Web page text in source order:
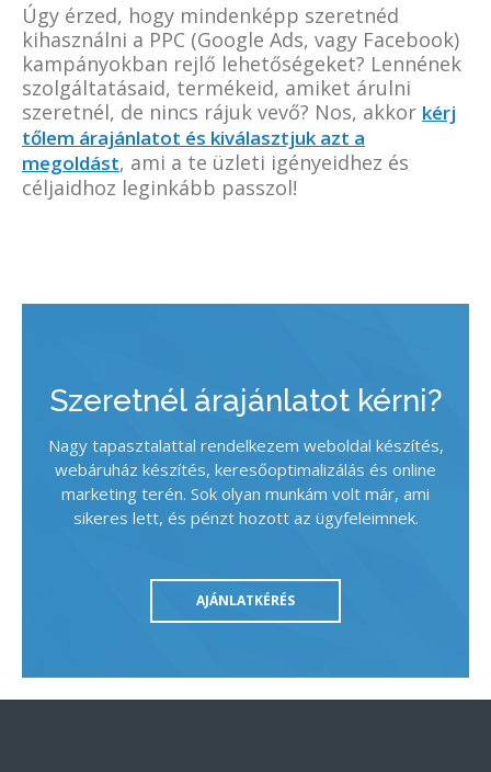
Úgy érzed, hogy mindenképp szeretnéd
kihasználni a PPC (Google Ads, vagy Facebook)
kampányokban rejlő lehetőségeket? Lennének
szolgáltatásaid, termékeid, amiket árulni
szeretnél, de nincs rájuk vevő? Nos, akkor kérj
tőlem árajánlatot és kiválasztjuk azt a
megoldást, ami a te üzleti igényeidhez és
céljaidhoz leginkább passzol!
Szeretnél árajánlatot kérni?
Nagy tapasztalattal rendelkezem weboldal készítés,
webáruház készítés, keresőoptimalizálás és online
marketing terén. Sok olyan munkám volt már, ami
sikeres lett, és pénzt hozott az ügyfeleimnek.
AJÁNLATKÉRÉS